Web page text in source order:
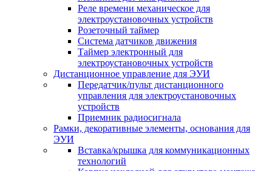
Реле времени механическое для
электроустановочных устройств
Розеточный таймер
Система датчиков движения
Таймер электронный для
электроустановочных устройств
Дистанционное управление для ЭУИ
Передатчик/пульт дистанционного
управления для электроустановочных
устройств
Приемник радиосигнала
Рамки, декоративные элементы, основания для
ЭУИ
Вставка/крышка для коммуникационных
технологий